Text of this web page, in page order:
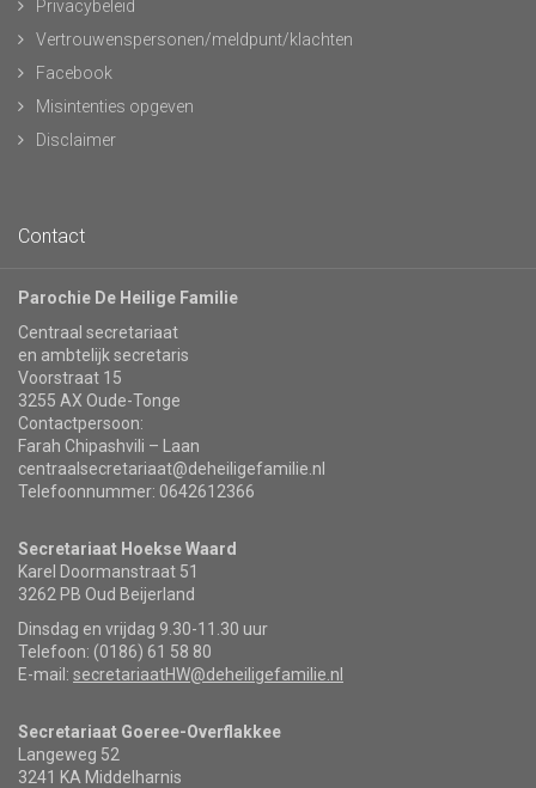
Privacybeleid
Vertrouwenspersonen/meldpunt/klachten
Facebook
Misintenties opgeven
Disclaimer
Contact
Parochie De Heilige Familie
Centraal secretariaat
en ambtelijk secretaris
Voorstraat 15
3255 AX Oude-Tonge
Contactpersoon:
Farah Chipashvili – Laan
centraalsecretariaat@deheiligefamilie.nl
Telefoonnummer: 0642612366
Secretariaat Hoekse Waard
Karel Doormanstraat 51
3262 PB Oud Beijerland
Dinsdag en vrijdag 9.30-11.30 uur
Telefoon: (0186) 61 58 80
E-mail: secretariaatHW@deheiligefamilie.nl
Secretariaat Goeree-Overflakkee
Langeweg 52
3241 KA Middelharnis